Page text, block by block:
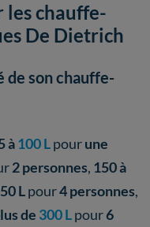
les chauffe-
De Dietrich
de son chauffe-
à100 Lpourune
2 personnes, 150 à
Lpour4 personnes,
de 300 Lpour6